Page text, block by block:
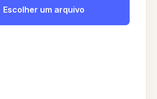
Escolher um arquivo